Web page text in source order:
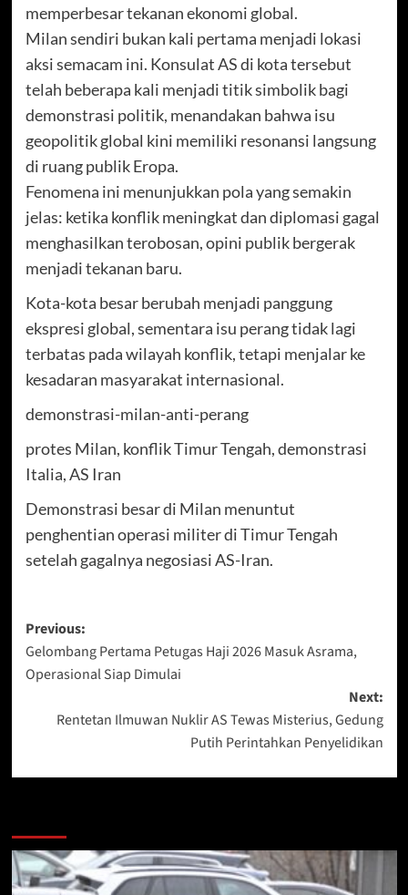
memperbesar tekanan ekonomi global.
Milan sendiri bukan kali pertama menjadi lokasi
aksi semacam ini. Konsulat AS di kota tersebut
telah beberapa kali menjadi titik simbolik bagi
demonstrasi politik, menandakan bahwa isu
geopolitik global kini memiliki resonansi langsung
di ruang publik Eropa.
Fenomena ini menunjukkan pola yang semakin
jelas: ketika konflik meningkat dan diplomasi gagal
menghasilkan terobosan, opini publik bergerak
menjadi tekanan baru.
Kota-kota besar berubah menjadi panggung
ekspresi global, sementara isu perang tidak lagi
terbatas pada wilayah konflik, tetapi menjalar ke
kesadaran masyarakat internasional.
demonstrasi-milan-anti-perang
protes Milan, konflik Timur Tengah, demonstrasi
Italia, AS Iran
Demonstrasi besar di Milan menuntut
penghentian operasi militer di Timur Tengah
setelah gagalnya negosiasi AS-Iran.
Post
navigation
Previous:
Gelombang Pertama Petugas Haji 2026 Masuk Asrama,
Operasional Siap Dimulai
Next:
Rentetan Ilmuwan Nuklir AS Tewas Misterius, Gedung
Putih Perintahkan Penyelidikan